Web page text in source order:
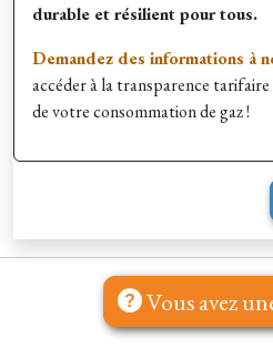
durable et résilient pour tous.
Demandez des informations à
accéder à la transparence
de votre consommation de gaz !
Vous avez